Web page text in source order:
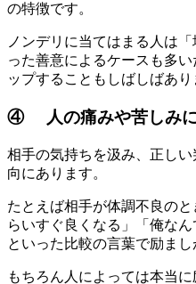
の特徴です。
ノンデリに当てはまる人は
った善意によるケースも多
ップすることもしばしばあり
④ 人の痛みや苦しみに
相手の気持ちを汲み、正し
向にあります。
たとえば相手が体調不良の
らいすぐ良くなる」「俺な
といった比較の言葉で励まし
もちろん人によっては本当